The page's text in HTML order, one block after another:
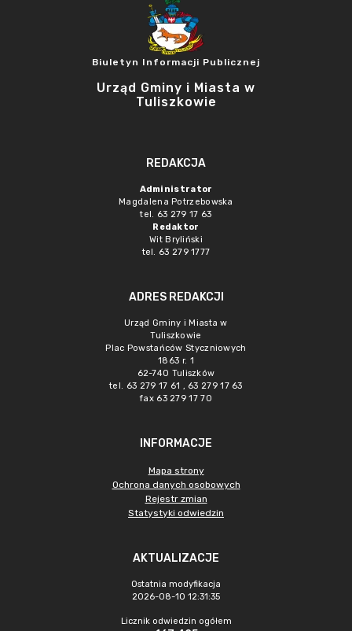
Biuletyn Informacji Publicznej
Urząd Gminy i Miasta w
Tuliszkowie
REDAKCJA
Administrator
Magdalena Potrzebowska
tel. 63 279 17 63
Redaktor
Wit Bryliński
tel. 63 279 1777
ADRES REDAKCJI
Urząd Gminy i Miasta w
Tuliszkowie
Plac Powstańców Styczniowych
1863 r. 1
62-740 Tuliszków
tel. 63 279 17 61 , 63 279 17 63
fax 63 279 17 70
INFORMACJE
Mapa strony
Ochrona danych osobowych
Rejestr zmian
Statystyki odwiedzin
AKTUALIZACJE
Ostatnia modyfikacja
2026-08-10 12:31:35
Licznik odwiedzin ogółem